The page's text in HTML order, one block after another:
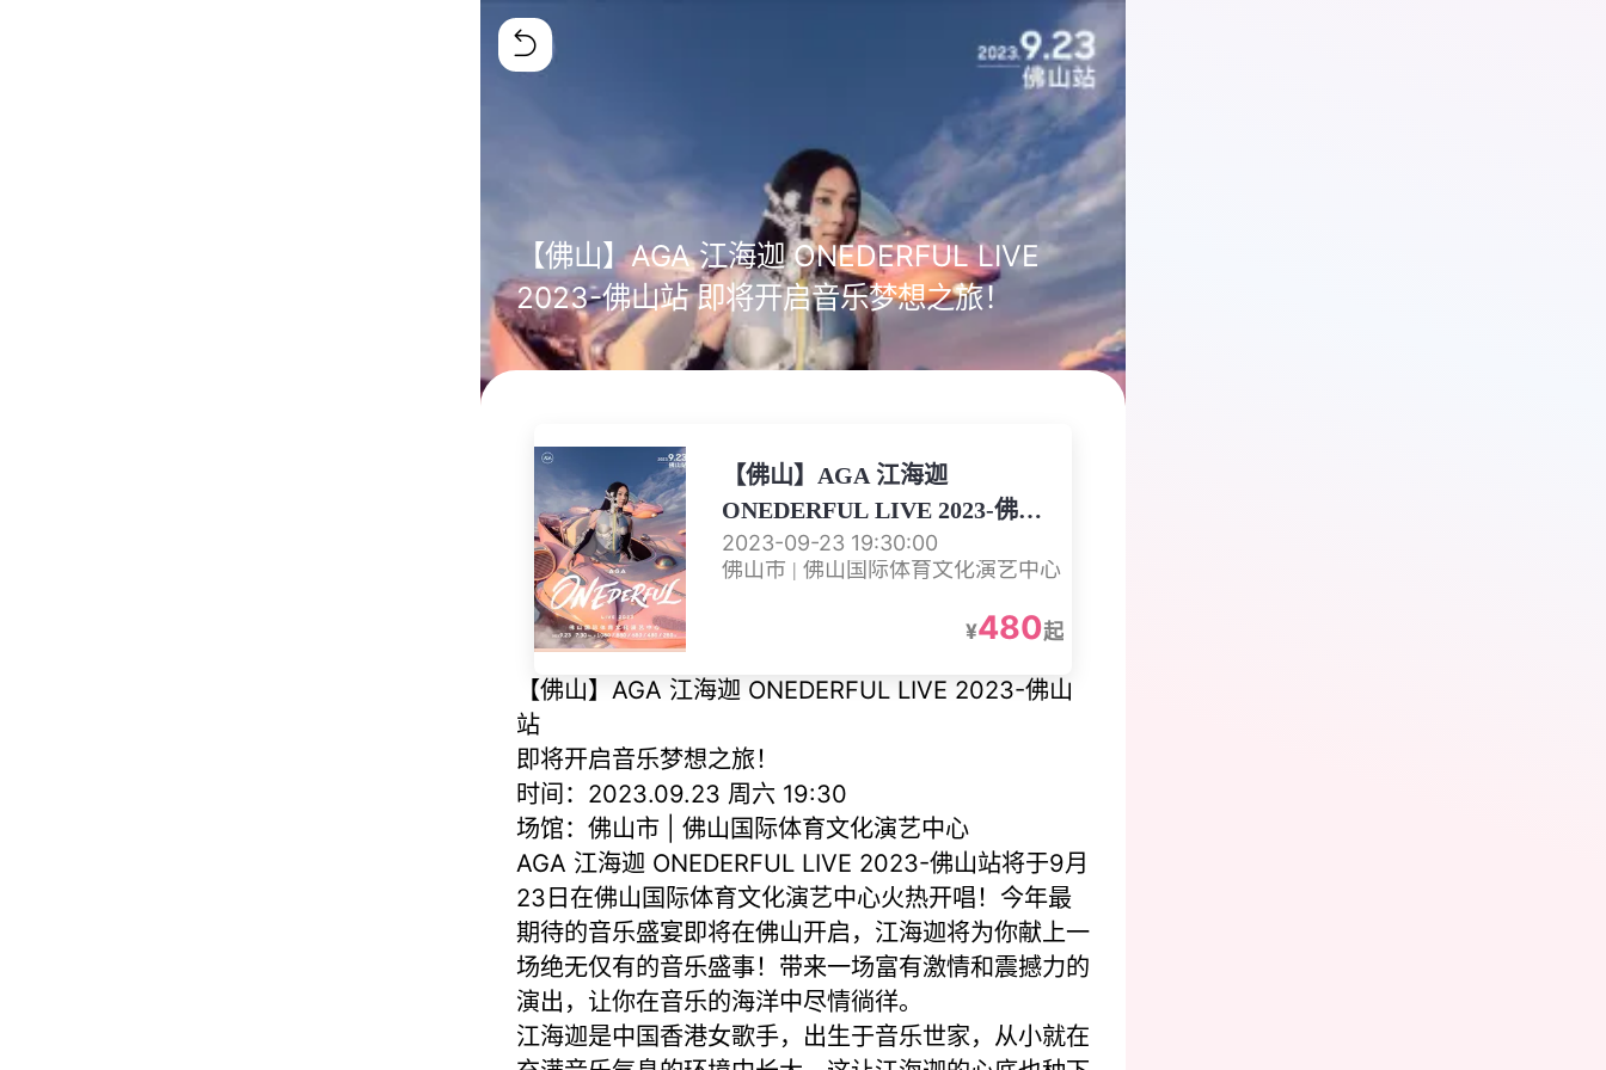
【佛山】AGA 江海迦 ONEDERFUL LIVE
2023-佛山站 即将开启音乐梦想之旅！
【佛山】AGA 江海迦
ONEDERFUL LIVE 2023-佛山
站
2023-09-23 19:30:00
佛山市 | 佛山国际体育文化演艺中心
¥480起
【佛山】AGA 江海迦 ONEDERFUL LIVE 2023-佛山
站
即将开启音乐梦想之旅！
时间：2023.09.23 周六 19:30
场馆：佛山市 | 佛山国际体育文化演艺中心
AGA 江海迦 ONEDERFUL LIVE 2023-佛山站将于9月
23日在佛山国际体育文化演艺中心火热开唱！今年最
期待的音乐盛宴即将在佛山开启，江海迦将为你献上一
场绝无仅有的音乐盛事！带来一场富有激情和震撼力的
演出，让你在音乐的海洋中尽情徜徉。
江海迦是中国香港女歌手，出生于音乐世家，从小就在